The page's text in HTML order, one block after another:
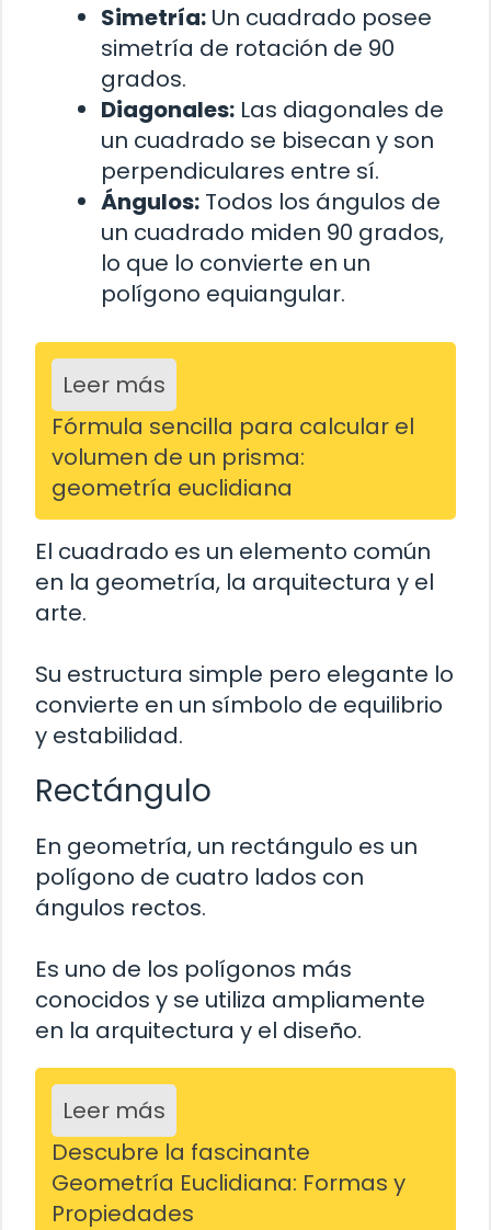
Simetría: Un cuadrado posee
simetría de rotación de 90
grados.
Diagonales: Las diagonales de
un cuadrado se bisecan y son
perpendiculares entre sí.
Ángulos: Todos los ángulos de
un cuadrado miden 90 grados,
lo que lo convierte en un
polígono equiangular.
Leer más
Fórmula sencilla para calcular el
volumen de un prisma:
geometría euclidiana
El cuadrado es un elemento común
en la geometría, la arquitectura y el
arte.
Su estructura simple pero elegante lo
convierte en un símbolo de equilibrio
y estabilidad.
Rectángulo
En geometría, un rectángulo es un
polígono de cuatro lados con
ángulos rectos.
Es uno de los polígonos más
conocidos y se utiliza ampliamente
en la arquitectura y el diseño.
Leer más
Descubre la fascinante
Geometría Euclidiana: Formas y
Propiedades